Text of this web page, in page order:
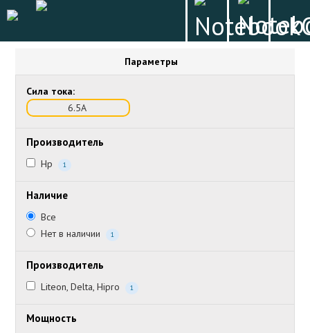
Параметры
Сила тока:
6.5А
Производитель
Hp 1
Наличие
Все
Нет в наличии
1
Производитель
Liteon, Delta, Hipro 1
Мощность